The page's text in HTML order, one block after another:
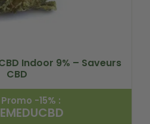
Indoor 9% – Saveurs
CBD
-15% :